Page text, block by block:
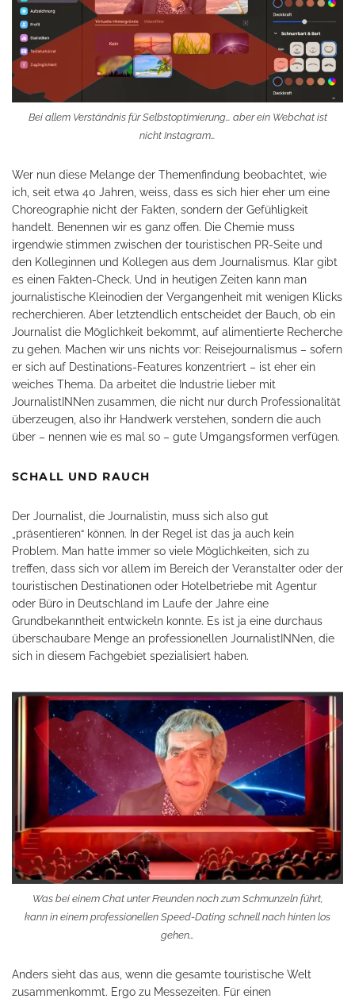
Bei allem Verständnis für Selbstoptimierung… aber ein Webchat ist
nicht Instagram…
Wer nun diese Melange der Themenfindung beobachtet, wie
ich, seit etwa 40 Jahren, weiss, dass es sich hier eher um eine
Choreographie nicht der Fakten, sondern der Gefühligkeit
handelt. Benennen wir es ganz offen. Die Chemie muss
irgendwie stimmen zwischen der touristischen PR-Seite und
den Kolleginnen und Kollegen aus dem Journalismus. Klar gibt
es einen Fakten-Check. Und in heutigen Zeiten kann man
journalistische Kleinodien der Vergangenheit mit wenigen Klicks
recherchieren. Aber letztendlich entscheidet der Bauch, ob ein
Journalist die Möglichkeit bekommt, auf alimentierte Recherche
zu gehen. Machen wir uns nichts vor: Reisejournalismus – sofern
er sich auf Destinations-Features konzentriert – ist eher ein
weiches Thema. Da arbeitet die Industrie lieber mit
JournalistINNen zusammen, die nicht nur durch Professionalität
überzeugen, also ihr Handwerk verstehen, sondern die auch
über – nennen wie es mal so – gute Umgangsformen verfügen.
SCHALL UND RAUCH
Der Journalist, die Journalistin, muss sich also gut
„präsentieren“ können. In der Regel ist das ja auch kein
Problem. Man hatte immer so viele Möglichkeiten, sich zu
treffen, dass sich vor allem im Bereich der Veranstalter oder der
touristischen Destinationen oder Hotelbetriebe mit Agentur
oder Büro in Deutschland im Laufe der Jahre eine
Grundbekanntheit entwickeln konnte. Es ist ja eine durchaus
überschaubare Menge an professionellen JournalistINNen, die
sich in diesem Fachgebiet spezialisiert haben.
Was bei einem Chat unter Freunden noch zum Schmunzeln führt,
kann in einem professionellen Speed-Dating schnell nach hinten los
gehen…
Anders sieht das aus, wenn die gesamte touristische Welt
zusammenkommt. Ergo zu Messezeiten. Für einen